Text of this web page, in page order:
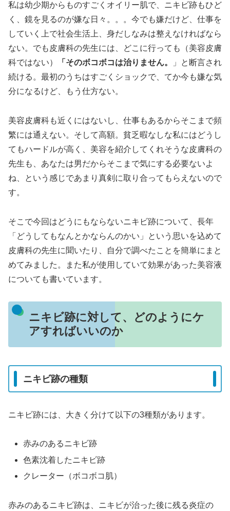
私は幼少期からものすごくオイリー肌で、ニキビ跡もひど
く、鏡を見るのが嫌な日々。。。今でも嫌だけど、仕事を
していく上で社会生活上、身だしなみは整えなければなら
ない。でも皮膚科の先生には、どこに行っても（美容皮膚
科ではない）
「そのボコボコは治りません。
」と断言され
続ける。最初のうちはすごくショックで、てか今も嫌な気
分になるけど、もう仕方ない。
美容皮膚科も近くにはないし、仕事もあるからそこまで頻
繁には通えない。そして高額。貧乏暇なしな私にはどうし
てもハードルが高く、美容を紹介してくれそうな皮膚科の
先生も、あなたは男だからそこまで気にする必要ないよ
ね、という感じであまり真剣に取り合ってもらえないので
す。
そこで今回はどうにもならないニキビ跡について、長年
「どうしてもなんとかならんのかい」という思いを込めて
皮膚科の先生に聞いたり、自分で調べたことを簡単にまと
めてみました。また私が使用していて効果があった美容液
についても書いています。
ニキビ跡に対して、どのようにケ
アすればいいのか
ニキビ跡の種類
ニキビ跡には、大きく分けて以下の3種類があります。
赤みのあるニキビ跡
色素沈着したニキビ跡
クレーター（ボコボコ肌）
赤みのあるニキビ跡は、ニキビが治った後に残る炎症の